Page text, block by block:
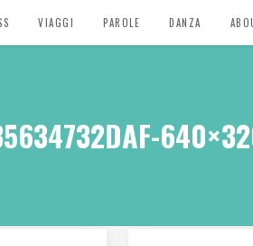
VIAGGI PAROLE DANZA